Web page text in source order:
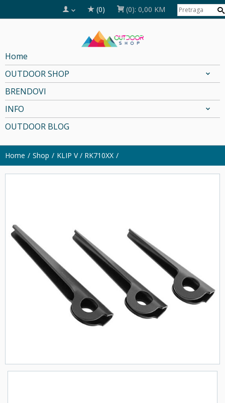
(0) (0): 0,00 KM
Home
OUTDOOR SHOP
BRENDOVI
INFO
OUTDOOR BLOG
Home Shop KLIP V / RK710XX